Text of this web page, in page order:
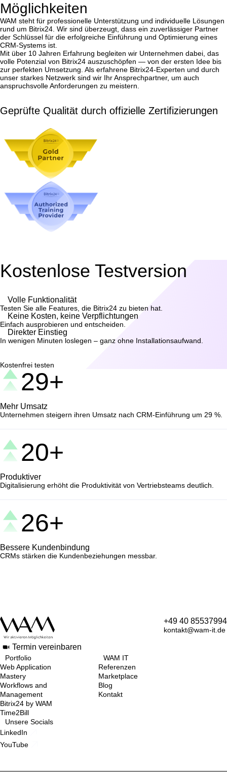
Möglichkeiten
WAM steht für professionelle Unterstützung und individuelle Lösungen
rund um Bitrix24. Wir sind überzeugt, dass ein zuverlässiger Partner
der Schlüssel für die erfolgreiche Einführung und Optimierung eines
CRM-Systems ist.
Mit über 10 Jahren Erfahrung begleiten wir Unternehmen dabei, das
volle Potenzial von Bitrix24 auszuschöpfen — von der ersten Idee bis
zur perfekten Umsetzung. Als erfahrene Bitrix24-Experten und durch
unser starkes Netzwerk sind wir Ihr Ansprechpartner, um auch
anspruchsvolle Anforderungen zu meistern.
Geprüfte Qualität durch offizielle Zertifizierungen
Kostenlose Testversion
Volle Funktionalität
Testen Sie alle Features, die Bitrix24 zu bieten hat.
Keine Kosten, keine Verpflichtungen
Einfach ausprobieren und entscheiden.
Direkter Einstieg
In wenigen Minuten loslegen – ganz ohne Installationsaufwand.
Kostenfrei testen
29+
Mehr Umsatz
Unternehmen steigern ihren Umsatz nach CRM-Einführung um 29 %.
20+
Produktiver
Digitalisierung erhöht die Produktivität von Vertriebsteams deutlich.
26+
Bessere Kundenbindung
CRMs stärken die Kundenbeziehungen messbar.
+49 40 85537994
kontakt@wam-it.de
Termin vereinbaren
Portfolio
Web Application
Mastery
Workflows and
Management
Bitrix24 by WAM
Time2Bill
WAM IT
Referenzen
Marketplace
Blog
Kontakt
Unsere Socials
LinkedIn
YouTube